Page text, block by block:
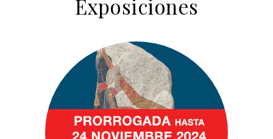
Exposiciones